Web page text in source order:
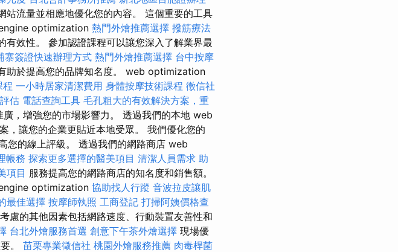
站流量並相應地優化您的內容。 這個重要的工具
optimization 熱門外燴推薦選擇 撥筋療法
有效性。 參加認證課程可以讓您深入了解業界最
寨簽證快速辦理方式 熱門外燴推薦選擇 台中按摩
助於提高您的品牌知名度。 web optimization
程 一小時居家清潔費用 身體按摩技術課程 徵信社
估 電話查詢工具 毛孔粗大的有效解決方案，重
，增強您的市場影響力。 透過我們的本地 web
，讓您的企業更貼近本地受眾。 我們優化您的
您的線上評級。 透過我們的網路商店 web
帳務 探索更多選擇的醫美項目 清潔人員需求 助
項目 服務提高您的網路商店的知名度和銷售額。
optimization 協助找人行蹤 音波拉皮讓肌
最佳選擇 按摩師執照 工商登記 打掃阿姨價格查
慮的其他因素包括網路速度、行動裝置友善性和
台北外燴服務首選 創意下午茶外燴選擇 現場優
。 苗栗專業徵信社 桃園外燴服務推薦 肉毒桿菌